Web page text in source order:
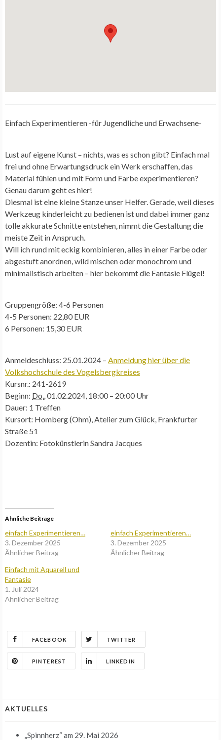
Einfach Experimentieren -für Jugendliche und Erwachsene-
Lust auf eigene Kunst – nichts, was es schon gibt? Einfach mal
frei und ohne Erwartungsdruck ein Werk erschaffen, das
Material fühlen und mit Form und Farbe experimentieren?
Genau darum geht es hier!
Diesmal ist eine kleine Stanze unser Helfer. Gerade, weil dieses
Werkzeug kinderleicht zu bedienen ist und dabei immer ganz
tolle akkurate Schnitte entstehen, nimmt die Gestaltung die
meiste Zeit in Anspruch.
Will ich rund mit eckig kombinieren, alles in einer Farbe oder
abgestuft anordnen, wild mischen oder monochrom und
minimalistisch arbeiten – hier bekommt die Fantasie Flügel!
Gruppengröße: 4-6 Personen
4-5 Personen: 22,80 EUR
6 Personen: 15,30 EUR
Anmeldeschluss: 25.01.2024 – Anmeldung hier über die
Volkshochschule des Vogelsbergkreises
Kursnr.: 241-2619
Beginn: Do., 01.02.2024, 18:00 – 20:00 Uhr
Dauer: 1 Treffen
Kursort: Homberg (Ohm), Atelier zum Glück, Frankfurter
Straße 51
Dozentin: Fotokünstlerin Sandra Jacques
Ähnliche Beiträge
einfach Experimentieren…
3. Dezember 2025
Ähnlicher Beitrag
einfach Experimentieren…
3. Dezember 2025
Ähnlicher Beitrag
Einfach mit Aquarell und
Fantasie
1. Juli 2024
Ähnlicher Beitrag
FACEBOOK TWITTER
PINTEREST LINKEDIN
AKTUELLES
„Spinnherz“ am 29. Mai 2026